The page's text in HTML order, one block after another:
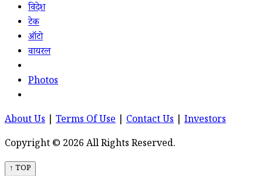
विदेश
टेक
ऑटो
वायरल
Photos
About Us Terms Of Use Contact Us
Investors
Copyright © 2026 All Rights Reserved.
↑ TOP